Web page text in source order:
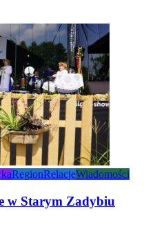
RegionRelacjeWiadomości
w Starym Zadybiu